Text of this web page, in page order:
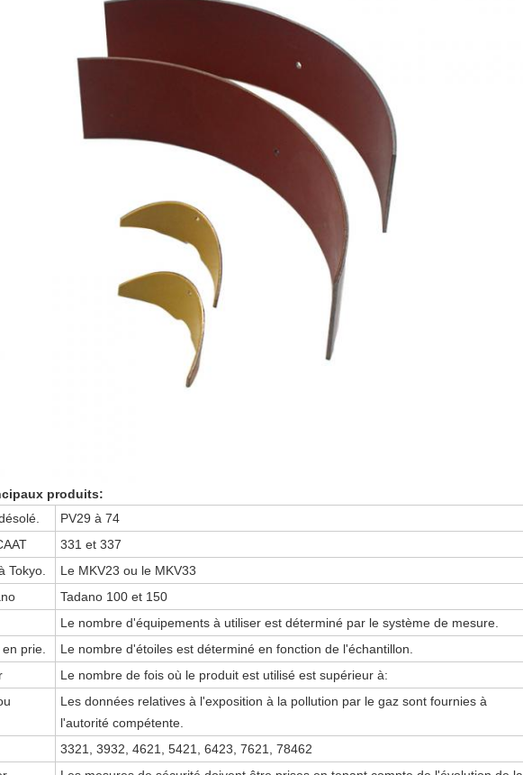
produits:
PV29 à 74
331 et 337
Tokyo.
Le MKV23 ou le MKV33
Tadano 100 et 150
Le nombre d'équipements à utiliser est déterminé par le système de mesure.
prie.
Le nombre d'étoiles est déterminé en fonction de l'échantillon.
Le nombre de fois où le produit est utilisé est supérieur à:
Les données relatives à l'exposition à la pollution par le gaz sont fournies à
l'autorité compétente.
3321, 3932, 4621, 5421, 6423, 7621, 78462